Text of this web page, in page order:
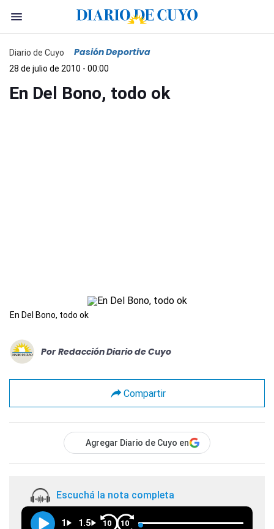
Diario de Cuyo Pasión Deportiva
28 de julio de 2010 - 00:00
En Del Bono, todo ok
En Del Bono, todo ok
Por Redacción Diario de Cuyo
Compartir
Agregar Diario de Cuyo en
Escuchá la nota completa
1 1.5 10 10